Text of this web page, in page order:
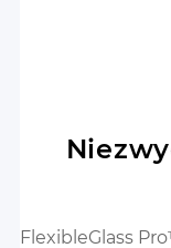
FlexibleGlass